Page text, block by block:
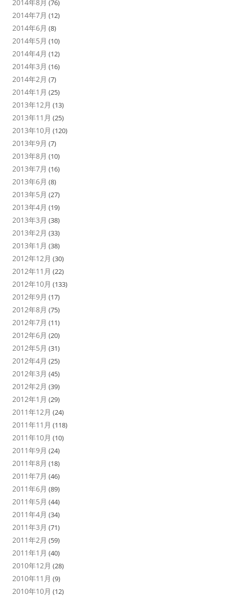
2014年8月 (76)
2014年7月 (12)
2014年6月 (8)
2014年5月 (10)
2014年4月 (12)
2014年3月 (16)
2014年2月 (7)
2014年1月 (25)
2013年12月 (13)
2013年11月 (25)
2013年10月 (120)
2013年9月 (7)
2013年8月 (10)
2013年7月 (16)
2013年6月 (8)
2013年5月 (27)
2013年4月 (19)
2013年3月 (38)
2013年2月 (33)
2013年1月 (38)
2012年12月 (30)
2012年11月 (22)
2012年10月 (133)
2012年9月 (17)
2012年8月 (75)
2012年7月 (11)
2012年6月 (20)
2012年5月 (31)
2012年4月 (25)
2012年3月 (45)
2012年2月 (39)
2012年1月 (29)
2011年12月 (24)
2011年11月 (118)
2011年10月 (10)
2011年9月 (24)
2011年8月 (18)
2011年7月 (46)
2011年6月 (89)
2011年5月 (44)
2011年4月 (34)
2011年3月 (71)
2011年2月 (59)
2011年1月 (40)
2010年12月 (28)
2010年11月 (9)
2010年10月 (12)